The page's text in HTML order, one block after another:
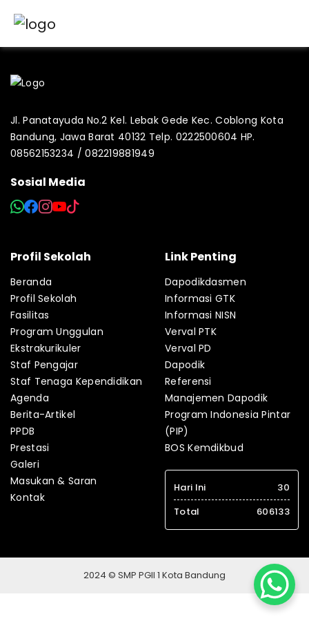
Jl. Panatayuda No.2 Kel. Lebak Gede Kec. Coblong Kota
Bandung, Jawa Barat 40132 Telp. 0222500604 HP.
08562153234 / 082219881949
Sosial Media
Profil Sekolah
Beranda
Profil Sekolah
Fasilitas
Program Unggulan
Ekstrakurikuler
Staf Pengajar
Staf Tenaga Kependidikan
Agenda
Berita-Artikel
PPDB
Prestasi
Galeri
Masukan & Saran
Kontak
Link Penting
Dapodikdasmen
Informasi GTK
Informasi NISN
Verval PTK
Verval PD
Dapodik
Referensi
Manajemen Dapodik
Program Indonesia Pintar
(PIP)
BOS Kemdikbud
Hari Ini
30
Total
606133
2024 © SMP PGII 1 Kota Bandung